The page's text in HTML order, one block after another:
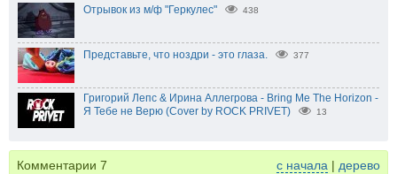
Отрывок из м/ф "Геркулес" 438
Представьте, что ноздри - это глаза. 377
Григорий Лепс & Ирина Аллегрова - Bring Me The Horizon -
Я Тебе не Верю (Cover by ROCK PRIVET)
13
Комментарии 7 с начала | дерево